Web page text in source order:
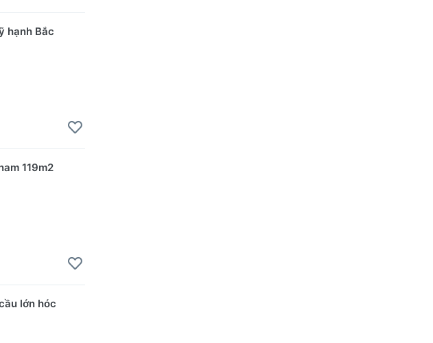
hạnh Bắc
119m2
lớn hóc